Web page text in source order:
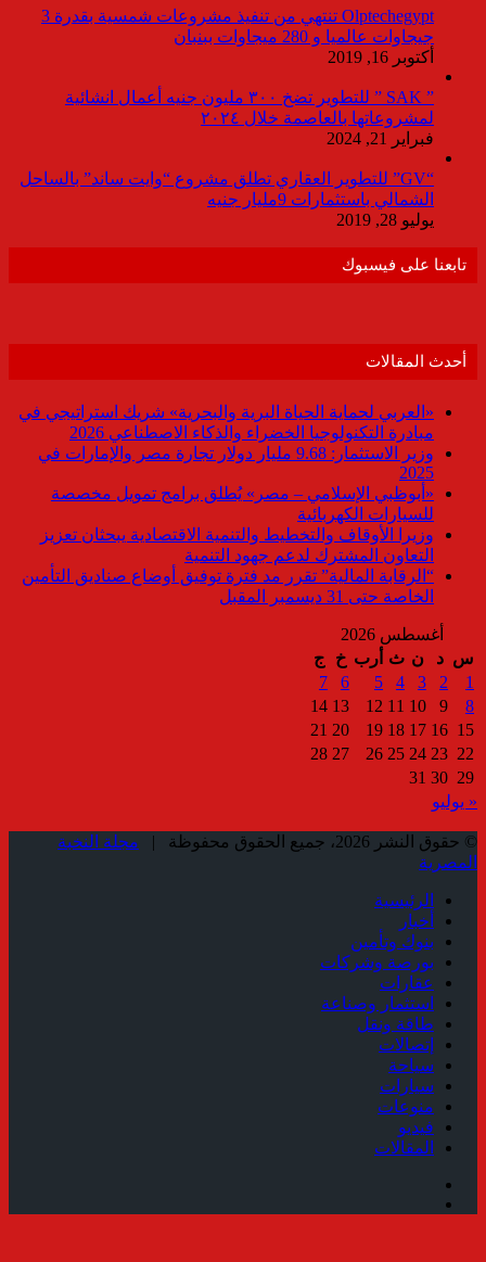
Olptechegypt تنتهي من تنفيذ مشروعات شمسية بقدرة 3
جيجاوات عالميا و 280 ميجاوات ببنبان
أكتوبر 16, 2019
” SAK ” للتطوير تضخ ٣٠٠ مليون جنيه أعمال انشائية
لمشروعاتها بالعاصمة خلال ٢٠٢٤
فبراير 21, 2024
“GV” للتطوير العقاري تطلق مشروع “وايت ساند” بالساحل
الشمالي باستثمارات 9مليار جنيه
يوليو 28, 2019
تابعنا على فيسبوك
أحدث المقالات
«العربي لحماية الحياة البرية والبحرية» شريك استراتيجي في
مبادرة التكنولوجيا الخضراء والذكاء الاصطناعي 2026
وزير الاستثمار: 9.68 مليار دولار تجارة مصر والإمارات في
2025
«أبوظبي الإسلامي – مصر» يُطلق برامج تمويل مخصصة
للسيارات الكهربائية
وزيرا الأوقاف والتخطيط والتنمية الاقتصادية يبحثان تعزيز
التعاون المشترك لدعم جهود التنمية
“الرقابة المالية” تقرر مد فترة توفيق أوضاع صناديق التأمين
الخاصة حتى 31 ديسمبر المقبل
أغسطس 2026
س د ن ث أرب خ
ج
1
2
3
4
5
6
7
8
9
10
11
12
13
14
15
16
17
18
19
20
21
22
23
24
25
26
27
28
29
30
31
« يوليو
© حقوق النشر 2026، جميع الحقوق محفوظة |
مجلة النخبة
المصرية
الرئيسية
أخبار
بنوك وتأمين
بورصة وشركات
عقارات
استثمار وصناعة
طاقة ونقل
إتصالات
سياحة
سيارات
منوعات
فيديو
المقالات